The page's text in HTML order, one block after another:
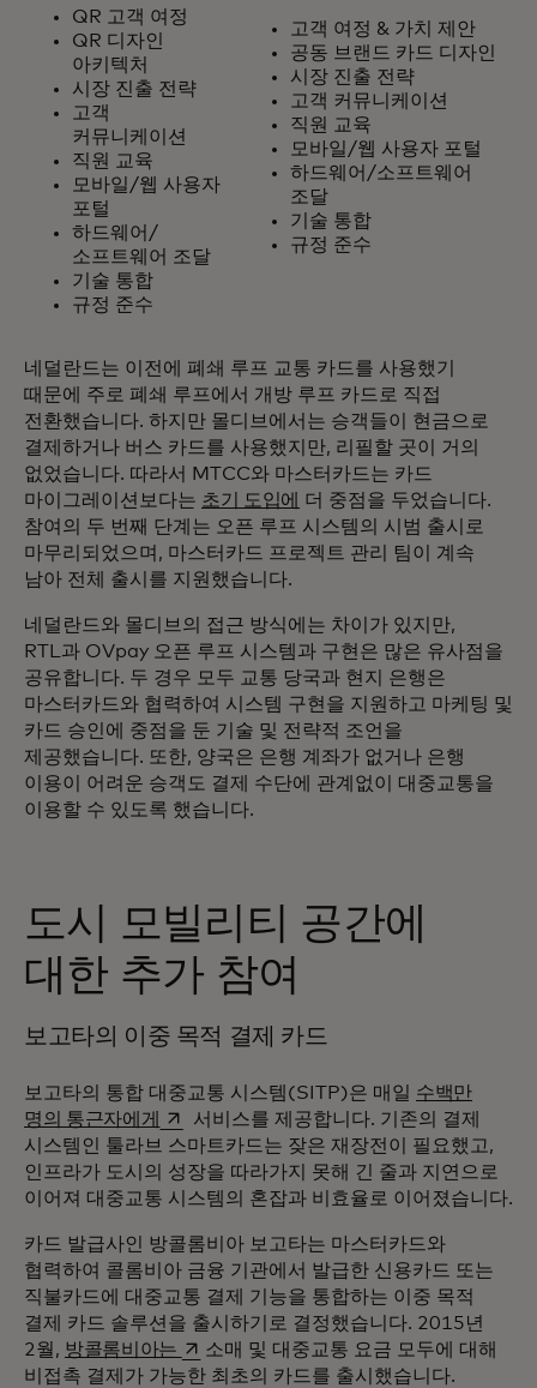
QR 고객 여정
QR 디자인
아키텍처
시장 진출 전략
고객
커뮤니케이션
직원 교육
모바일/웹 사용자
포털
하드웨어/
소프트웨어 조달
기술 통합
규정 준수
고객 여정 & 가치 제안
공동 브랜드 카드 디자인
시장 진출 전략
고객 커뮤니케이션
직원 교육
모바일/웹 사용자 포털
하드웨어/소프트웨어
조달
기술 통합
규정 준수
네덜란드는 이전에 폐쇄 루프 교통 카드를 사용했기
때문에 주로 폐쇄 루프에서 개방 루프 카드로 직접
전환했습니다. 하지만 몰디브에서는 승객들이 현금으로
결제하거나 버스 카드를 사용했지만, 리필할 곳이 거의
없었습니다. 따라서 MTCC와 마스터카드는 카드
마이그레이션보다는 초기 도입에
더 중점을 두었습니다.
참여의 두 번째 단계는 오픈 루프 시스템의 시범 출시로
마무리되었으며, 마스터카드 프로젝트 관리 팀이 계속
남아 전체 출시를 지원했습니다.
네덜란드와 몰디브의 접근 방식에는 차이가 있지만,
RTL과 OVpay 오픈 루프 시스템과 구현은 많은 유사점을
공유합니다. 두 경우 모두 교통 당국과 현지 은행은
마스터카드와 협력하여 시스템 구현을 지원하고 마케팅 및
카드 승인에 중점을 둔 기술 및 전략적 조언을
제공했습니다. 또한, 양국은 은행 계좌가 없거나 은행
이용이 어려운 승객도 결제 수단에 관계없이 대중교통을
이용할 수 있도록 했습니다.
도시 모빌리티 공간에
대한 추가 참여
보고타의 이중 목적 결제 카드
보고타의 통합 대중교통 시스템(SITP)은 매일 수백만
명의 통근자에게
새 탭에서 열림
서비스를 제공합니다. 기존의 결제
시스템인 툴라브 스마트카드는 잦은 재장전이 필요했고,
인프라가 도시의 성장을 따라가지 못해 긴 줄과 지연으로
이어져 대중교통 시스템의 혼잡과 비효율로 이어졌습니다.
카드 발급사인 방콜롬비아 보고타는 마스터카드와
협력하여 콜롬비아 금융 기관에서 발급한 신용카드 또는
직불카드에 대중교통 결제 기능을 통합하는 이중 목적
결제 카드 솔루션을 출시하기로 결정했습니다. 2015년
2월, 방콜롬비아는 새 탭에서 열림
소매 및 대중교통 요금 모두에 대해
비접촉 결제가 가능한 최초의 카드를 출시했습니다.